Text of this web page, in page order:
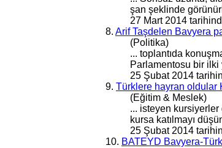
şan şeklinde
27 Mart 2014
8. Arif Taşdelen Bavyera
(Politika)
... toplantıda
Parlamentosu bir ilki
25 Şubat 2014
9. Türklere hayran oldular
(Eğitim & Meslek)
... isteyen kursiyerler
kursa katılmayı
25 Şubat 2014
10. BATEYD Bavyera-